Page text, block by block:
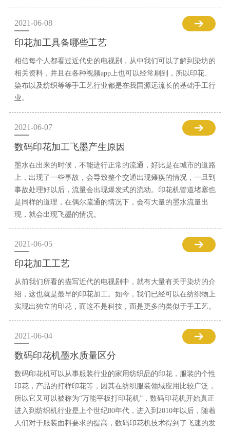
2021-06-08
印花加工具备哪些工艺
相信每个人都看过近代史的电视剧，从中我们可以了解到染坊的
相关资料，并且在各种视频app上也可以经常刷到，所以印花、
染布以及纺织等等手工艺行业都是在我国源远流长的基础手工行
业。
2021-06-07
数码印花加工飞墨产生原因
墨水在出来的时候，不能进行正常的流通，好比是在城市的道路
上，出现了一些事故，会导致整个交通出现瘫痪的情况，一旦到
事故处理好以后，流量会出现爆发式的流动。印花机管道堵塞也
是同样的道理，在偶尔疏通的情况下，会有大量的墨水流量出
现，就会出现飞墨的情况。
2021-06-05
印花加工工艺
从前我们所看的描写近代的电视剧中，就有大量有关于染坊的介
绍，这也就是最早的印花加工。如今，我们已经可以在纺织物上
实现出独立的印花，而这不是科技，而是更多的类似于手工艺。
2021-06-04
数码印花机墨水质量区分
数码印花机可以从事服装行业的家用纺织品的印花，服装的个性
印花，产品的打样印花等，因其在纺织服装领域应用比较广泛，
所以它又可以被称为“万能平板打印花机”，数码印花机开始真正
进入到纺织机行业是上个世纪80年代，进入到2010年以后，随着
人们对于服装面料要求的提高，数码印花机技术得到了飞速的发